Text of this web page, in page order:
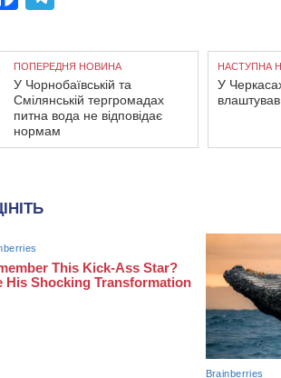
ПОПЕРЕДНЯ НОВИНА
У Чорнобаївській та
Смілянській тергромадах
питна вода не відповідає
нормам
НАСТУПНА
У